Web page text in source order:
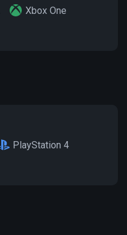
Xbox One
PlayStation 4